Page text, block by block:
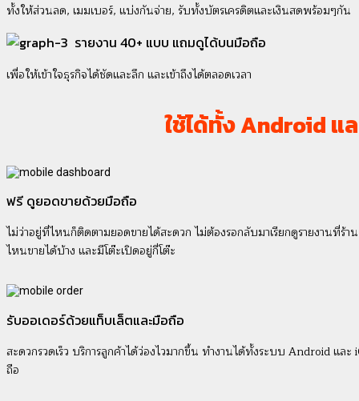
ทั้งให้ส่วนลด, เมมเบอร์, แบ่งกันจ่าย, รับทั้งบัตรเครดิตและเงินสดพร้อมๆกัน
รายงาน 40+ แบบ แถมดูได้บนมือถือ
เพื่อให้เข้าใจธุรกิจได้ชัดและลึก และเข้าถึงได้ตลอดเวลา
ใช้ได้ทั้ง Android แล
ฟรี ดูยอดขายด้วยมือถือ
ไม่ว่าอยู่ที่ไหนก็ติดตามยอดขายได้สะดวก ไม่ต้องรอกลับมาเรียกดูรายงานที่ร้า
ไหนขายได้บ้าง และมีโต๊ะเปิดอยู่กี่โต๊ะ
รับออเดอร์ด้วยแท็บเล็ตและมือถือ
สะดวกรวดเร็ว บริการลูกค้าได้ว่องไวมากขึ้น ทำงานได้ทั้งระบบ Android แ
ถือ